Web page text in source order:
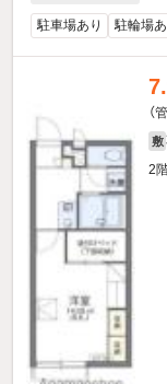
駐車場あり 駐輪場あ
（
敷
2